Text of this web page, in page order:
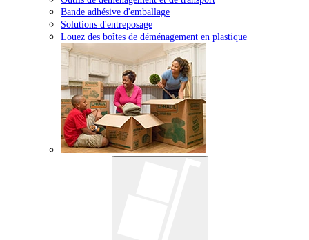
Bande adhésive d'emballage
Solutions d'entreposage
Louez des boîtes de déménagement en plastique